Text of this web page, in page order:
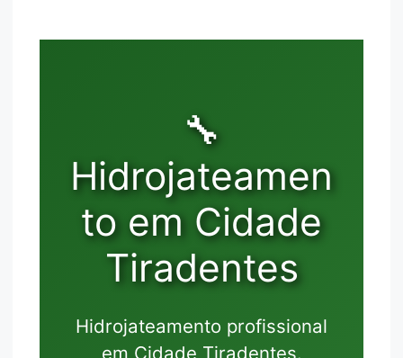
🔧
Hidrojateamen
to em Cidade
Tiradentes
Hidrojateamento profissional
em Cidade Tiradentes.